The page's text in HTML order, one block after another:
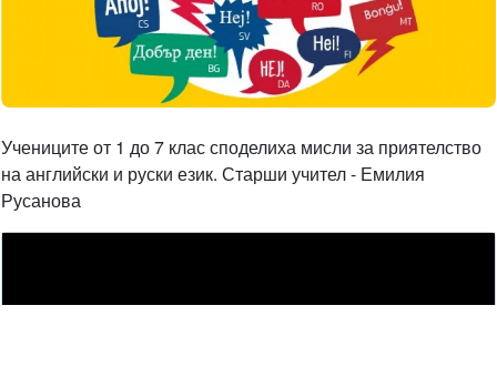
Учениците от 1 до 7 клас споделиха мисли за приятелство
на английски и руски език. Старши учител - Емилия
Русанова